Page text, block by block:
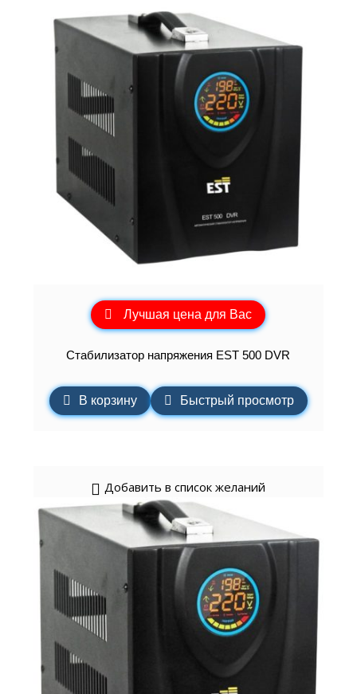
Лучшая цена для Вас
Стабилизатор напряжения EST 500 DVR
В корзину Быстрый просмотр
Добавить в список желаний